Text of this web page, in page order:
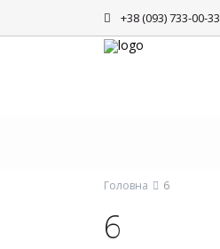
+38 (093) 733-00-33
Головна 6
6